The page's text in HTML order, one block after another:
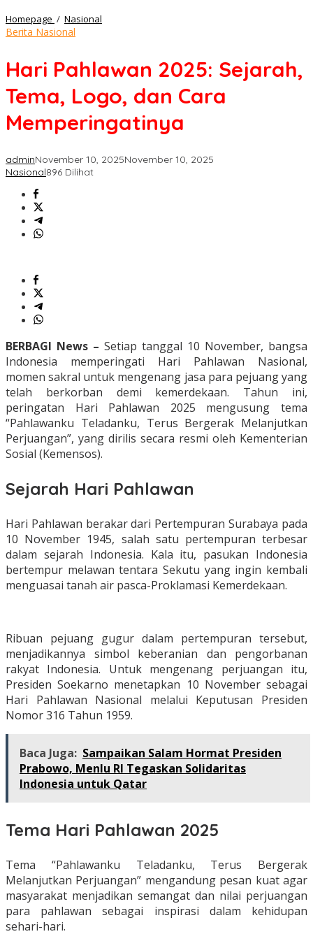
Homepage / Nasional
Tema,
Logo,
dan
Cara
Memperingatinya
Berita Nasional
Hari Pahlawan 2025: Sejarah,
Tema, Logo, dan Cara
Memperingatinya
adminNovember 10, 2025November 10, 2025
Nasional896 Dilihat
BERBAGI News – Setiap tanggal 10 November, bangsa
Indonesia memperingati Hari Pahlawan Nasional,
momen sakral untuk mengenang jasa para pejuang yang
telah berkorban demi kemerdekaan. Tahun ini,
peringatan Hari Pahlawan 2025 mengusung tema
“Pahlawanku Teladanku, Terus Bergerak Melanjutkan
Perjuangan”, yang dirilis secara resmi oleh Kementerian
Sosial (Kemensos).
Sejarah Hari Pahlawan
Hari Pahlawan berakar dari Pertempuran Surabaya pada
10 November 1945, salah satu pertempuran terbesar
dalam sejarah Indonesia. Kala itu, pasukan Indonesia
bertempur melawan tentara Sekutu yang ingin kembali
menguasai tanah air pasca-Proklamasi Kemerdekaan.
Ribuan pejuang gugur dalam pertempuran tersebut,
menjadikannya simbol keberanian dan pengorbanan
rakyat Indonesia. Untuk mengenang perjuangan itu,
Presiden Soekarno menetapkan 10 November sebagai
Hari Pahlawan Nasional melalui Keputusan Presiden
Nomor 316 Tahun 1959.
Baca Juga: Sampaikan Salam Hormat Presiden
Prabowo, Menlu RI Tegaskan Solidaritas
Indonesia untuk Qatar
Tema Hari Pahlawan 2025
Tema “Pahlawanku Teladanku, Terus Bergerak
Melanjutkan Perjuangan” mengandung pesan kuat agar
masyarakat menjadikan semangat dan nilai perjuangan
para pahlawan sebagai inspirasi dalam kehidupan
sehari-hari.